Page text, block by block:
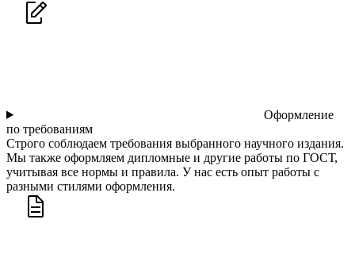
Оформление
по требованиям
Строго соблюдаем требования выбранного научного издания.
Мы также оформляем дипломные и другие работы по ГОСТ,
учитывая все нормы и правила. У нас есть опыт работы с
разными стилями оформления.